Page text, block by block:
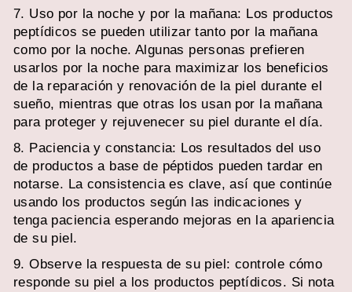
7. Uso por la noche y por la mañana: Los productos
peptídicos se pueden utilizar tanto por la mañana
como por la noche. Algunas personas prefieren
usarlos por la noche para maximizar los beneficios
de la reparación y renovación de la piel durante el
sueño, mientras que otras los usan por la mañana
para proteger y rejuvenecer su piel durante el día.
8. Paciencia y constancia: Los resultados del uso
de productos a base de péptidos pueden tardar en
notarse. La consistencia es clave, así que continúe
usando los productos según las indicaciones y
tenga paciencia esperando mejoras en la apariencia
de su piel.
9. Observe la respuesta de su piel: controle cómo
responde su piel a los productos peptídicos. Si nota